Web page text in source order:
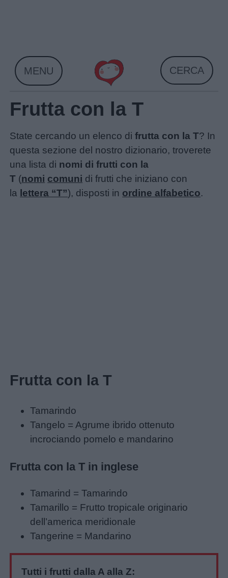
MENU CERCA
Frutta con la T
State cercando un elenco difrutta con la T? In
questa sezione del nostro dizionario, troverete
una lista di nomi di frutti con la
T (nomi comuni di frutti che iniziano con
la lettera “T”), disposti in ordine alfabetico.
Frutta con la T
Tamarindo
Tangelo = Agrume ibrido ottenuto
incrociando pomelo e mandarino
Frutta con la T in inglese
Tamarind = Tamarindo
Tamarillo = Frutto tropicale originario
dell’america meridionale
Tangerine = Mandarino
Tutti i frutti dalla A alla Z: